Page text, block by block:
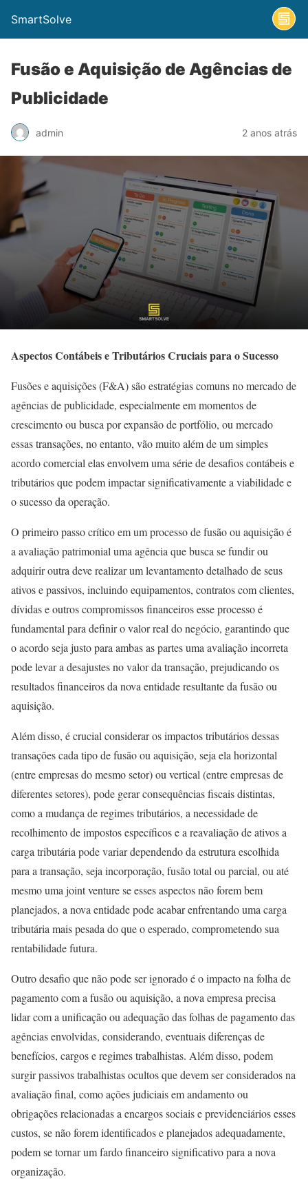
SmartSolve
Fusão e Aquisição de Agências de
Publicidade
admin 2 anos atrás
Aspectos Contábeis e Tributários Cruciais para o Sucesso
Fusões e aquisições (F&A) são estratégias comuns no mercado de
agências de publicidade, especialmente em momentos de
crescimento ou busca por expansão de portfólio, ou mercado
essas transações, no entanto, vão muito além de um simples
acordo comercial elas envolvem uma série de desafios contábeis e
tributários que podem impactar significativamente a viabilidade e
o sucesso da operação.
O primeiro passo crítico em um processo de fusão ou aquisição é
a avaliação patrimonial uma agência que busca se fundir ou
adquirir outra deve realizar um levantamento detalhado de seus
ativos e passivos, incluindo equipamentos, contratos com clientes,
dívidas e outros compromissos financeiros esse processo é
fundamental para definir o valor real do negócio, garantindo que
o acordo seja justo para ambas as partes uma avaliação incorreta
pode levar a desajustes no valor da transação, prejudicando os
resultados financeiros da nova entidade resultante da fusão ou
aquisição.
Além disso, é crucial considerar os impactos tributários dessas
transações cada tipo de fusão ou aquisição, seja ela horizontal
(entre empresas do mesmo setor) ou vertical (entre empresas de
diferentes setores), pode gerar consequências fiscais distintas,
como a mudança de regimes tributários, a necessidade de
recolhimento de impostos específicos e a reavaliação de ativos a
carga tributária pode variar dependendo da estrutura escolhida
para a transação, seja incorporação, fusão total ou parcial, ou até
mesmo uma joint venture se esses aspectos não forem bem
planejados, a nova entidade pode acabar enfrentando uma carga
tributária mais pesada do que o esperado, comprometendo sua
rentabilidade futura.
Outro desafio que não pode ser ignorado é o impacto na folha de
pagamento com a fusão ou aquisição, a nova empresa precisa
lidar com a unificação ou adequação das folhas de pagamento das
agências envolvidas, considerando, eventuais diferenças de
benefícios, cargos e regimes trabalhistas. Além disso, podem
surgir passivos trabalhistas ocultos que devem ser considerados na
avaliação final, como ações judiciais em andamento ou
obrigações relacionadas a encargos sociais e previdenciários esses
custos, se não forem identificados e planejados adequadamente,
podem se tornar um fardo financeiro significativo para a nova
organização.